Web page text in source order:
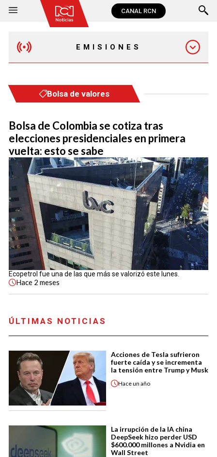
CANAL RCN
EMISIONES
EMISIÓN 7:00 PM
Bolsa de valores
Bolsa de Colombia se cotiza tras
elecciones presidenciales en primera
vuelta: esto se sabe
Ecopetrol fue una de las que más se valorizó este lunes.
Hace 2 meses
ÚLTIMAS NOTICIAS
Acciones de Tesla sufrieron
fuerte caída y se incrementa
la tensión entre Trump y Musk
Haceun año
La irrupción de la IA china
DeepSeek hizo perder USD
$600.000 millones a Nvidia en
Wall Street